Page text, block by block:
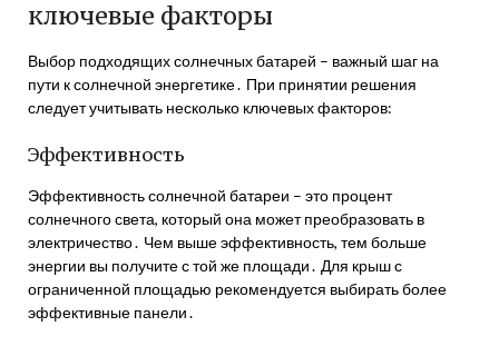
ключевые факторы
Выбор подходящих солнечных батарей – важный шаг на
пути к солнечной энергетике․ При принятии решения
следует учитывать несколько ключевых факторов:
Эффективность
Эффективность солнечной батареи – это процент
солнечного света, который она может преобразовать в
электричество․ Чем выше эффективность, тем больше
энергии вы получите с той же площади․ Для крыш с
ограниченной площадью рекомендуется выбирать более
эффективные панели․